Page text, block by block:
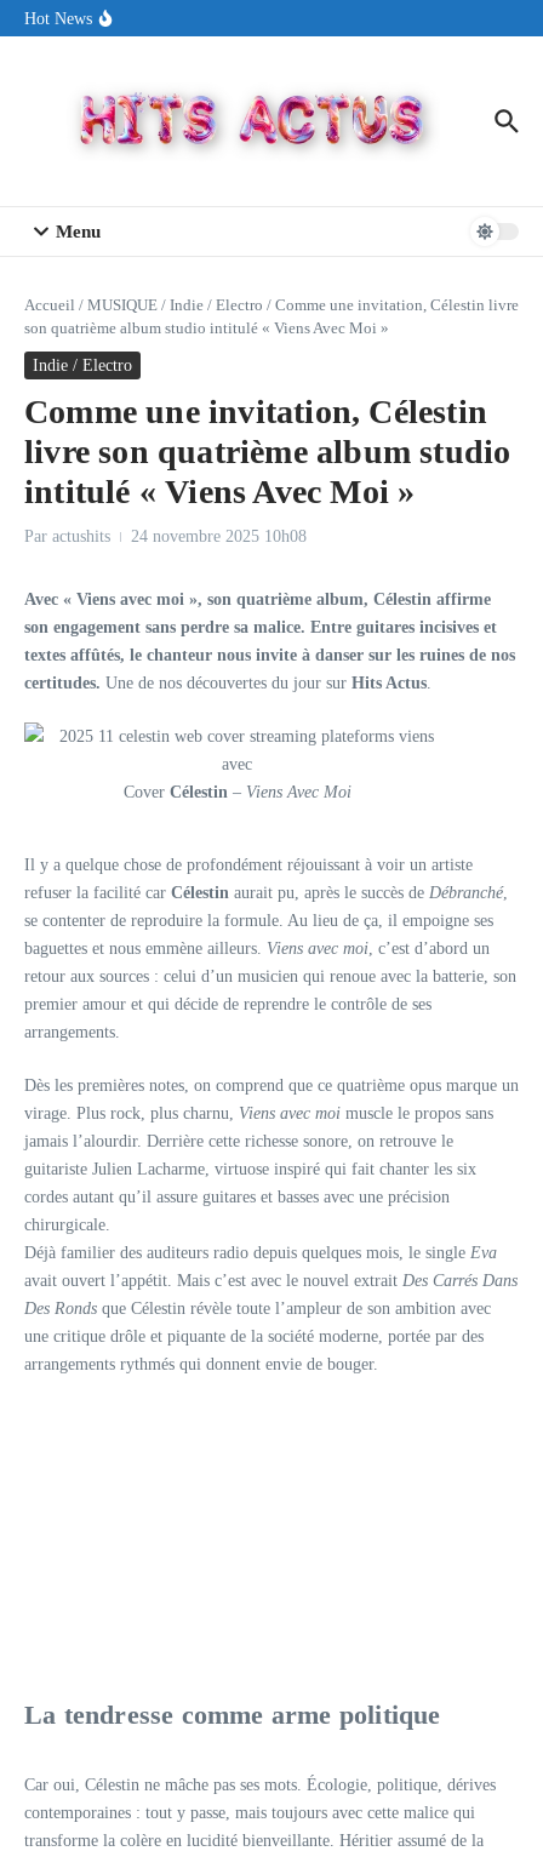
Aller au contenu
Hot News
« New Day »
Menu
Accueil / MUSIQUE / Indie / Electro / Comme une invitation, Célestin livre
son quatrième album studio intitulé « Viens Avec Moi »
Indie / Electro
Comme une invitation, Célestin
livre son quatrième album studio
intitulé « Viens Avec Moi »
Par actushits 24 novembre 2025 10h08
Avec « Viens avec moi », son quatrième album, Célestin affirme
son engagement sans perdre sa malice. Entre guitares incisives et
textes affûtés, le chanteur nous invite à danser sur les ruines de nos
certitudes. Une de nos découvertes du jour sur Hits Actus.
Cover Célestin– Viens Avec Moi
Il y a quelque chose de profondément réjouissant à voir un artiste
refuser la facilité car Célestin aurait pu, après le succès de Débranché,
se contenter de reproduire la formule. Au lieu de ça, il empoigne ses
baguettes et nous emmène ailleurs. Viens avec moi, c’est d’abord un
retour aux sources : celui d’un musicien qui renoue avec la batterie, son
premier amour et qui décide de reprendre le contrôle de ses
arrangements.
Dès les premières notes, on comprend que ce quatrième opus marque un
virage. Plus rock, plus charnu, Viens avec moi muscle le propos sans
jamais l’alourdir. Derrière cette richesse sonore, on retrouve le
guitariste Julien Lacharme, virtuose inspiré qui fait chanter les six
cordes autant qu’il assure guitares et basses avec une précision
chirurgicale.
Déjà familier des auditeurs radio depuis quelques mois, le single Eva
avait ouvert l’appétit. Mais c’est avec le nouvel extrait Des Carrés Dans
Des Ronds que Célestin révèle toute l’ampleur de son ambition avec
une critique drôle et piquante de la société moderne, portée par des
arrangements rythmés qui donnent envie de bouger.
La tendresse comme arme politique
Car oui, Célestin ne mâche pas ses mots. Écologie, politique, dérives
contemporaines : tout y passe, mais toujours avec cette malice qui
transforme la colère en lucidité bienveillante. Héritier assumé de la